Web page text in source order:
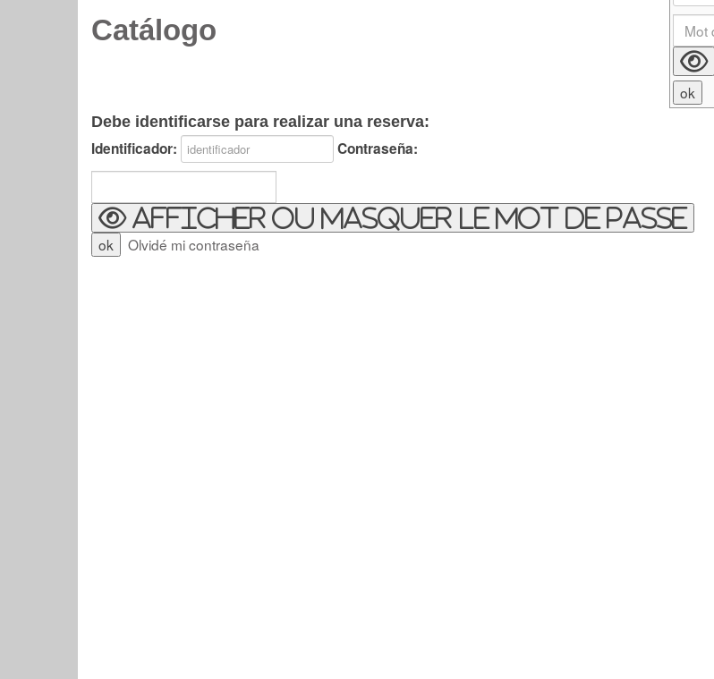
Catálogo
Debe identificarse para realizar una reserva:
Identificador: Contraseña:
Afficher ou masquer le mot de passe
Olvidé mi contraseña